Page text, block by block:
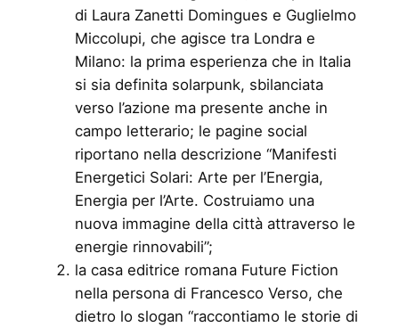
di Laura Zanetti Domingues e Guglielmo
Miccolupi, che agisce tra Londra e
Milano: la prima esperienza che in Italia
si sia definita solarpunk, sbilanciata
verso l’azione ma presente anche in
campo letterario; le pagine social
riportano nella descrizione “Manifesti
Energetici Solari: Arte per l’Energia,
Energia per l’Arte. Costruiamo una
nuova immagine della città attraverso le
energie rinnovabili”;
la casa editrice romana Future Fiction
nella persona di Francesco Verso, che
dietro lo slogan “raccontiamo le storie di